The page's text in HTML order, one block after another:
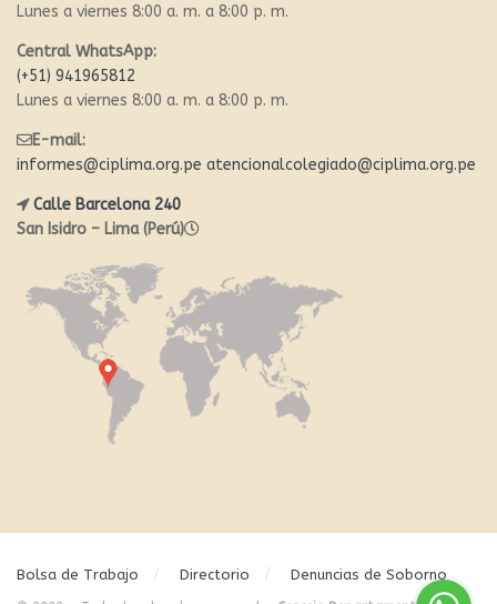
Lunes a viernes 8:00 a. m. a 8:00 p. m.
Central WhatsApp:
(+51) 941965812
Lunes a viernes 8:00 a. m. a 8:00 p. m.
E-mail:
informes@ciplima.org.pe atencionalcolegiado@ciplima.org.pe
Calle Barcelona 240
San Isidro – Lima (Perú)
Bolsa de Trabajo Directorio Denuncias de Soborno